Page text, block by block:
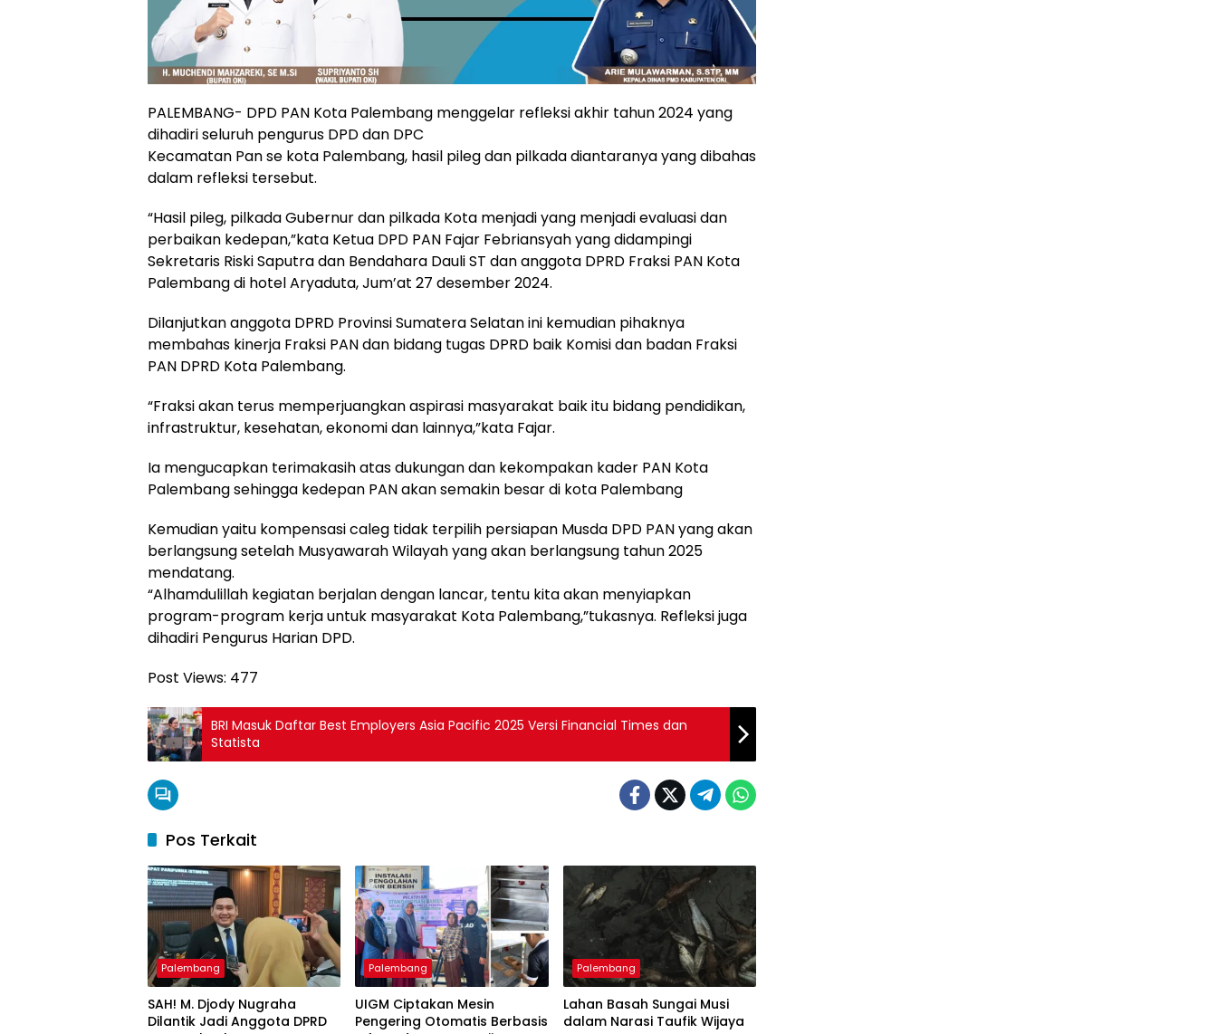
PALEMBANG- DPD PAN Kota Palembang menggelar refleksi akhir tahun 2024 yang
dihadiri seluruh pengurus DPD dan DPC
Kecamatan Pan se kota Palembang, hasil pileg dan pilkada diantaranya yang dibahas
dalam refleksi tersebut.
“Hasil pileg, pilkada Gubernur dan pilkada Kota menjadi yang menjadi evaluasi dan
perbaikan kedepan,”kata Ketua DPD PAN Fajar Febriansyah yang didampingi
Sekretaris Riski Saputra dan Bendahara Dauli ST dan anggota DPRD Fraksi PAN Kota
Palembang di hotel Aryaduta, Jum’at 27 desember 2024.
Dilanjutkan anggota DPRD Provinsi Sumatera Selatan ini kemudian pihaknya
membahas kinerja Fraksi PAN dan bidang tugas DPRD baik Komisi dan badan Fraksi
PAN DPRD Kota Palembang.
“Fraksi akan terus memperjuangkan aspirasi masyarakat baik itu bidang pendidikan,
infrastruktur, kesehatan, ekonomi dan lainnya,”kata Fajar.
Ia mengucapkan terimakasih atas dukungan dan kekompakan kader PAN Kota
Palembang sehingga kedepan PAN akan semakin besar di kota Palembang
Kemudian yaitu kompensasi caleg tidak terpilih persiapan Musda DPD PAN yang akan
berlangsung setelah Musyawarah Wilayah yang akan berlangsung tahun 2025
mendatang.
“Alhamdulillah kegiatan berjalan dengan lancar, tentu kita akan menyiapkan
program-program kerja untuk masyarakat Kota Palembang,”tukasnya. Refleksi juga
dihadiri Pengurus Harian DPD.
Post Views: 477
BRI Masuk Daftar Best Employers Asia Pacific 2025 Versi Financial Times dan
Statista
Pos Terkait
Palembang
SAH! M. Djody Nugraha
Dilantik Jadi Anggota DPRD
Palembang
UIGM Ciptakan Mesin
Pengering Otomatis Berbasis
Palembang
Lahan Basah Sungai Musi
dalam Narasi Taufik Wijaya